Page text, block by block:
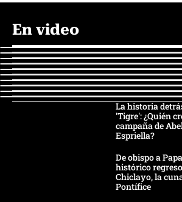
En video
La historia
'Tigre': ¿Quién
campaña de
Espriella?
De obispo a
histórico
Chiclayo, la
Pontífice